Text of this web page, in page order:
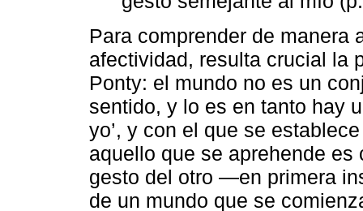
Para comprender de manera
afectividad, resulta crucial la
Ponty: el mundo no es un
sentido, y lo es en tanto hay
yo’, y con el que se
aquello que se aprehende
gesto del otro —en primera
de un mundo que se